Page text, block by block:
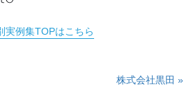
実例集TOPはこちら
株式会社黒田 »